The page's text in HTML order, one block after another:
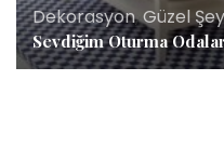
Dekorasyon,Güzel
Sevdiğim Oturma